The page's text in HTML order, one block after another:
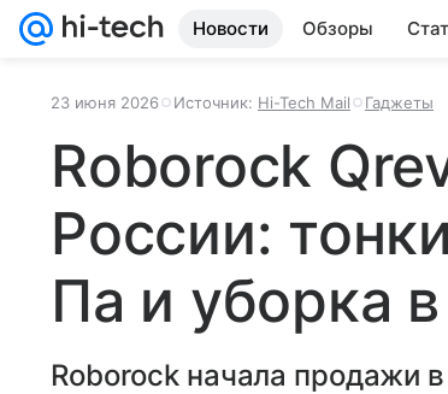
Новости Обзоры
23 июня 2026 Источник: Hi-Tech Mail Гаджеты
Roborock
России:
Па и уборка
Roborock начала продажи